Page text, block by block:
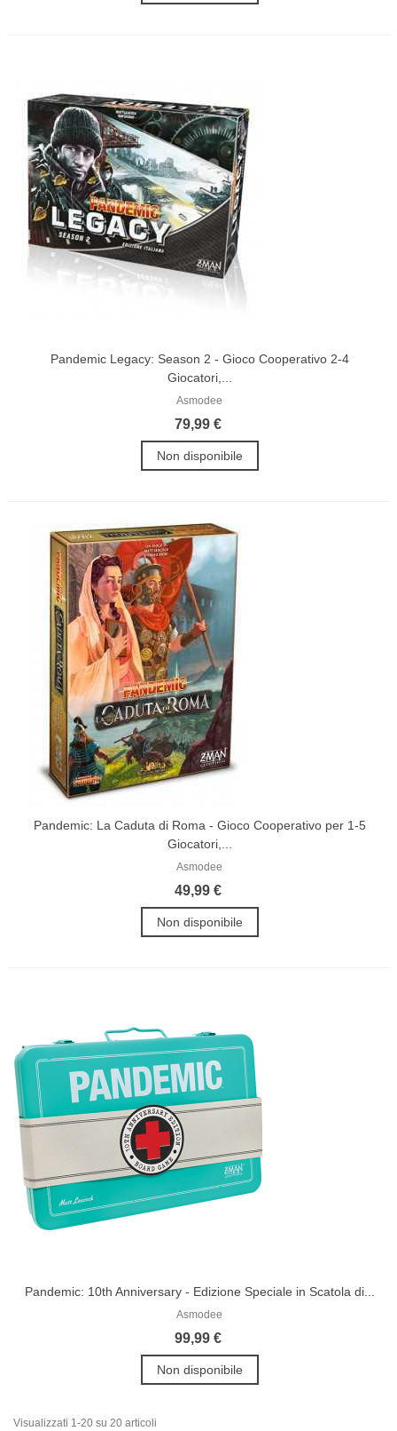
Pandemic Legacy: Season 2 - Gioco Cooperativo 2-4
Giocatori,...
Asmodee
79,99 €
Non disponibile
Pandemic: La Caduta di Roma - Gioco Cooperativo per 1-5
Giocatori,...
Asmodee
49,99 €
Non disponibile
Pandemic: 10th Anniversary - Edizione Speciale in Scatola di...
Asmodee
99,99 €
Non disponibile
Visualizzati 1-20 su 20 articoli